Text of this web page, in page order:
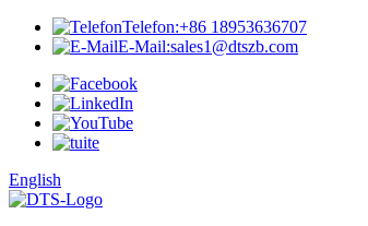
Telefon:+86 18953636707
E-Mail:sales1@dtszb.com
English